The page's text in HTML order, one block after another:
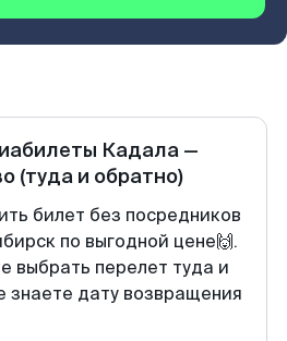
Кадала —
(туда и обратно)
билет без посредников
по выгодной цене🙌.
выбрать перелет туда и
знаете дату возвращения